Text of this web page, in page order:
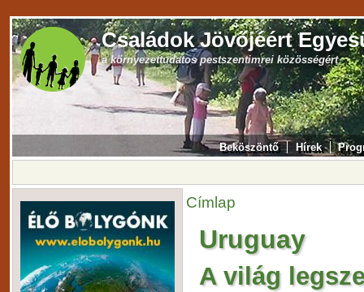
Családok Jövőjéért
a környezettudatos pestszentimrei közösségért
Beköszöntő Hírek
Címlap
Uruguay
A világ